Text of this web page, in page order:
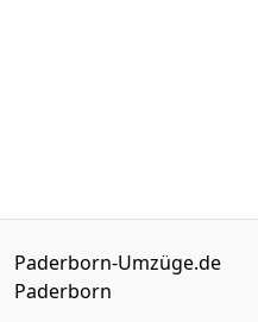
Paderborn-Umzüge.de
Paderborn